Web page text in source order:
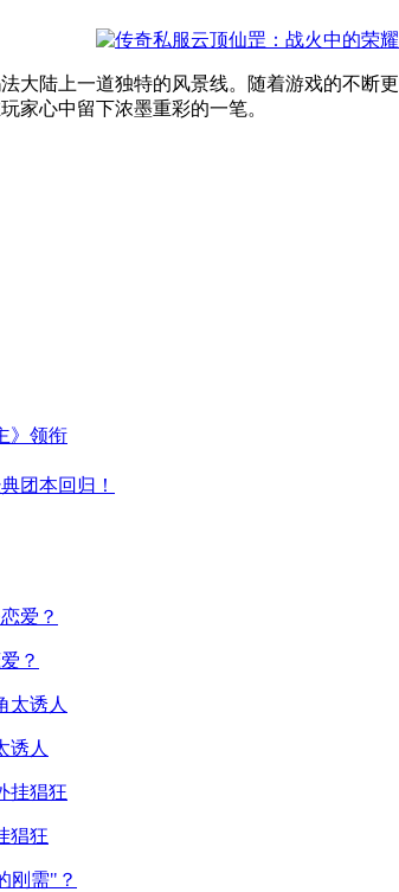
大陆上一道独特的风景线。随着游戏的不
家心中留下浓墨重彩的一笔。
》领衔
团本回归！
？
诱人
猖狂